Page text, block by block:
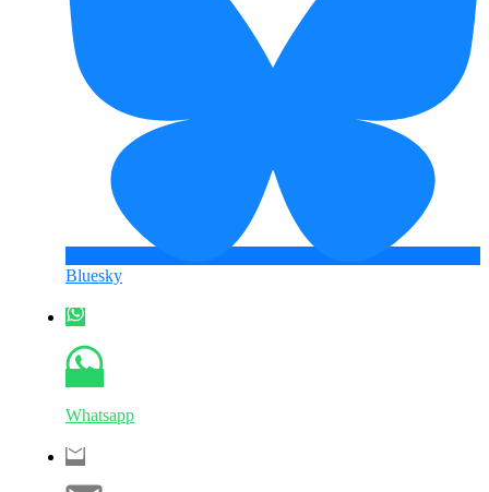
Bluesky
Whatsapp